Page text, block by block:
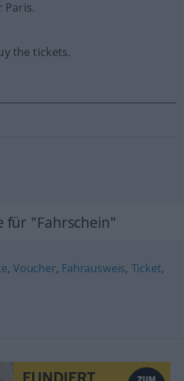
Paris.
the tickets.
für "Fahrschein"
, Voucher, Fahrausweis, Ticket,